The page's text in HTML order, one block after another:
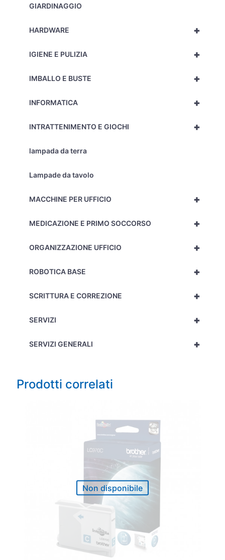
GIARDINAGGIO
+
HARDWARE
+
IGIENE E PULIZIA
+
IMBALLO E BUSTE
+
INFORMATICA
+
INTRATTENIMENTO E GIOCHI
lampada da terra
Lampade da tavolo
+
MACCHINE PER UFFICIO
+
MEDICAZIONE E PRIMO SOCCORSO
+
ORGANIZZAZIONE UFFICIO
+
ROBOTICA BASE
+
SCRITTURA E CORREZIONE
+
SERVIZI
+
SERVIZI GENERALI
Prodotti correlati
Non disponibile